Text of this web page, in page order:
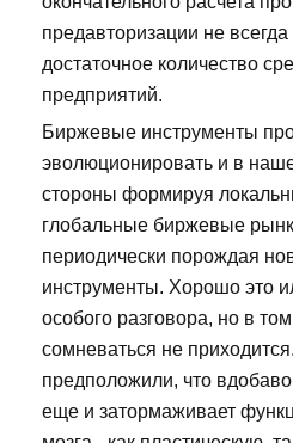
предавторизации не
достаточное количество
предприятий.
Биржевые инструменты
эволюционировать и в
стороны формируя
глобальные биржевые
периодически порождая
инструменты. Хорошо это
особого разговора, но в
сомневаться не
предположили, что
еще и затормаживает